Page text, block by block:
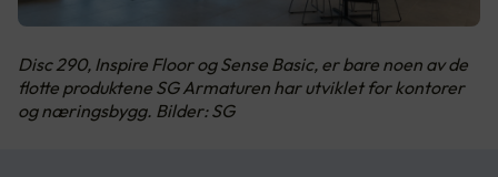
Disc 290, Inspire Floor og Sense Basic, er bare noen av de
flotte produktene SG Armaturen har utviklet for kontorer
og næringsbygg. Bilder: SG